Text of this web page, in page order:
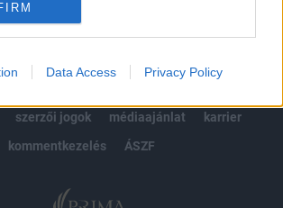
Data Access Privacy Policy
szerzői jogok médiaajánlat
karrier
kommentkezelés
ÁSZF